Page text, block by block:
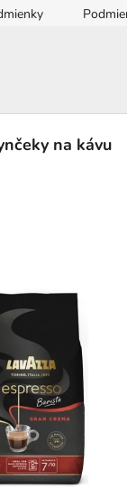
na kávu